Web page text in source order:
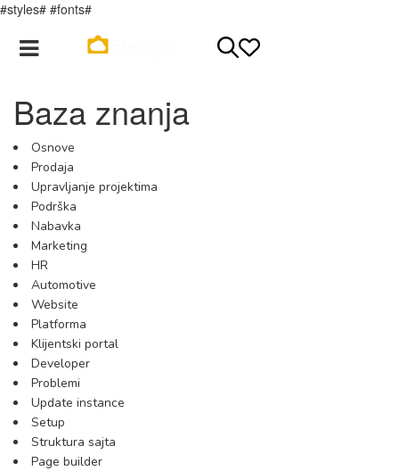
#styles# #fonts#
Baza znanja
Osnove
Prodaja
Upravljanje projektima
Podrška
Nabavka
Marketing
HR
Automotive
Website
Platforma
Klijentski portal
Developer
Problemi
Update instance
Setup
Struktura sajta
Page builder